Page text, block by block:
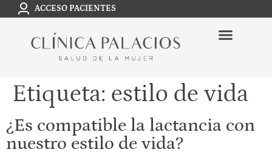
ACCESO PACIENTES
Etiqueta: estilo de vida
¿Es compatible la lactancia con
nuestro estilo de vida?